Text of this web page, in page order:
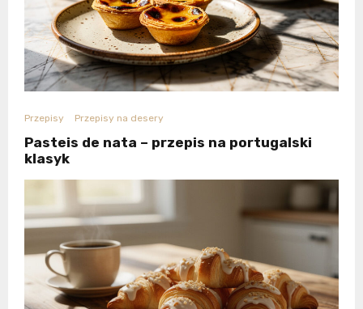
Przepisy Przepisy na desery
Pasteis de nata – przepis na portugalski
klasyk